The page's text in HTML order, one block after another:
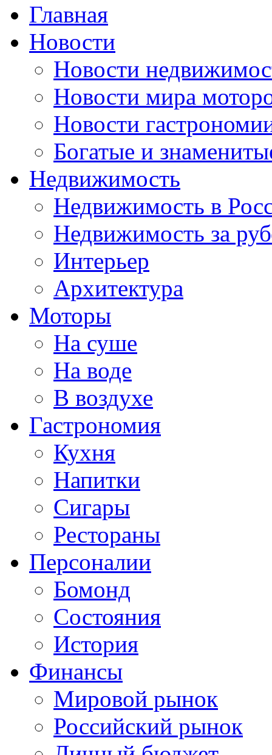
Главная
Новости
Новости
Новости мира
Новости
Богатые и
Недвижимость
Недвижимость в
Недвижимость за
Интерьер
Архитектура
Моторы
На суше
На воде
В воздухе
Гастрономия
Кухня
Напитки
Сигары
Рестораны
Персоналии
Бомонд
Состояния
История
Финансы
Мировой рынок
Российский рынок